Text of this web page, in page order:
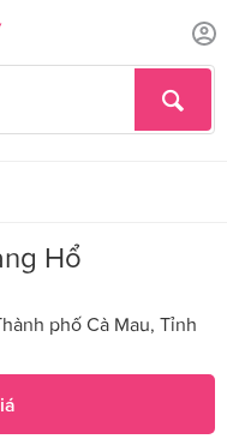
Hổ
phố Cà Mau, Tỉnh